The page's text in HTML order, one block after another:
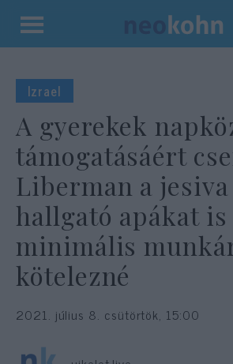
Kilépés
tartalomba
Izrael
A gyerekek
támogatásáért
Liberman a jesiva
hallgató apákat is
minimális
kötelezné
2021. július 8. csütörtök, 15:00